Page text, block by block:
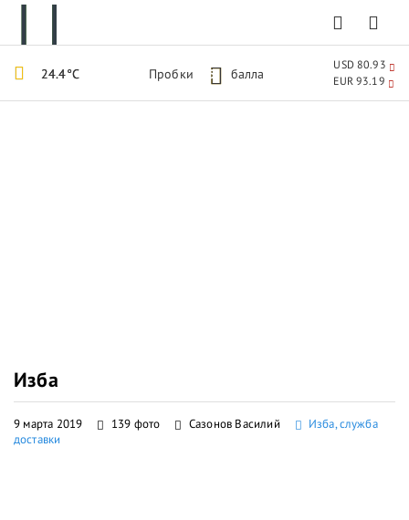
Изба
9 марта 2019 139 фото Сазонов Василий
Изба, служба
доставки
24.4°C Пробки 5 балла
USD 80.93
EUR 93.19